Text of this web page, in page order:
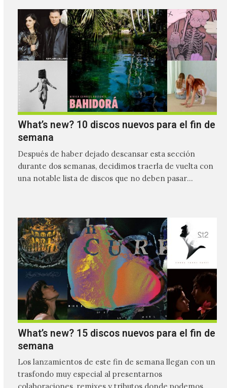
What’s new? 10 discos nuevos para el fin de
semana
Después de haber dejado descansar esta sección
durante dos semanas, decidimos traerla de vuelta con
una notable lista de discos que no deben pasar
What’s new? 15 discos nuevos para el fin de
semana
Los lanzamientos de este fin de semana llegan con un
trasfondo muy especial al presentarnos